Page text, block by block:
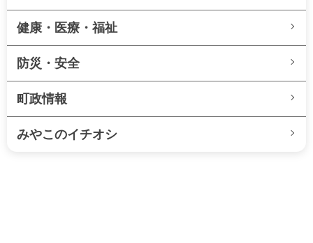
健康・医療・福祉
防災・安全
町政情報
みやこのイチオシ